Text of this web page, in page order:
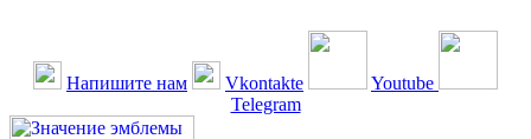
Напишите нам Vkontakte
Youtube
Telegram